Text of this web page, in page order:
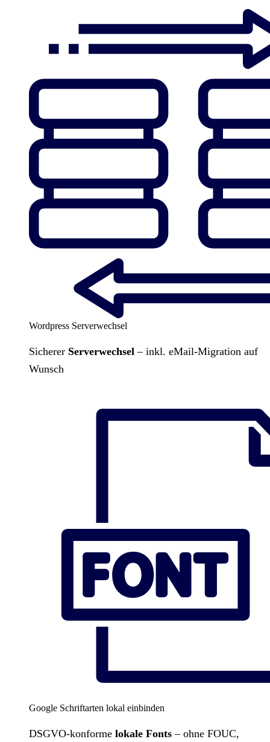
Wordpress Serverwechsel
Sicherer Serverwechsel – inkl. eMail-Migration auf
Wunsch
Google Schriftarten lokal einbinden
DSGVO-konforme lokale Fonts – ohne FOUC,